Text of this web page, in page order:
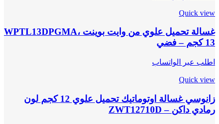
Quick view
غسالة تحميل علوي من وايت بوينت WPTL13DPGMA،
13 كجم – فضي
اطلب عبر الواتساب
Quick view
زانوسي غسالة اوتوماتيك تحميل علوي 12 كجم لون
رمادي داكن – ZWT12710D